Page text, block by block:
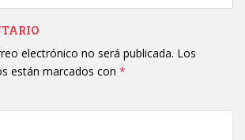
electrónico no será publicada. Los
están marcados con *